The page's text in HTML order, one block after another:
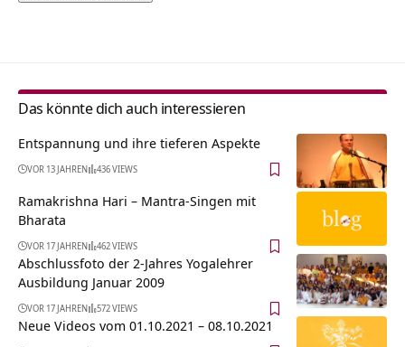
Das könnte dich auch interessieren
Entspannung und ihre tieferen Aspekte
VOR 13 JAHREN 436 VIEWS
Ramakrishna Hari – Mantra-Singen mit
Bharata
VOR 17 JAHREN 462 VIEWS
Abschlussfoto der 2-Jahres Yogalehrer
Ausbildung Januar 2009
VOR 17 JAHREN 572 VIEWS
Neue Videos vom 01.10.2021 – 08.10.2021